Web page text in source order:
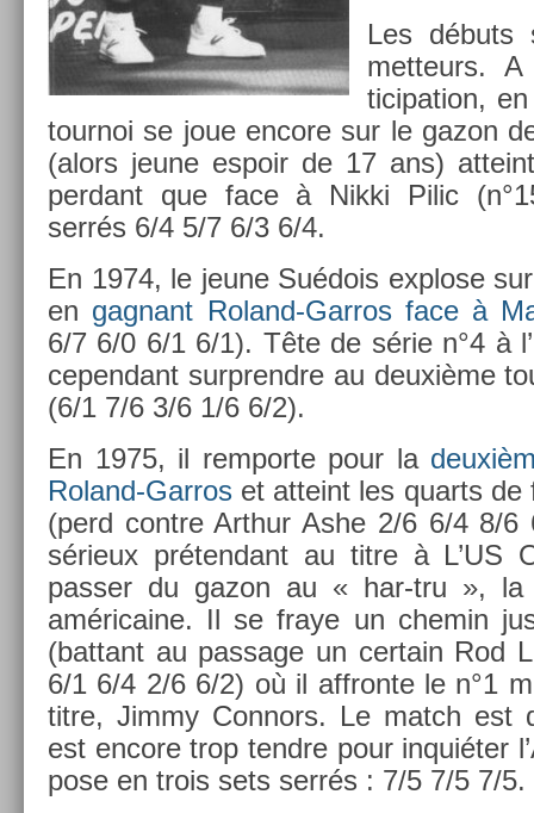
Les débuts
met­teurs.
ticipa­tion,
tour­noi se joue en­core sur le gazon
(alors jeune es­poir de 17 ans)
per­dant que face à Nikki Pilic
serrés 6/4 5/7 6/3 6/4.
En 1974, le jeune Suédois ex­plose
en gag­nant Roland-Garros face à
6/7 6/0 6/1 6/1). Tête de série n°4 à
cepen­dant sur­prendre au deuxième
(6/1 7/6 3/6 1/6 6/2).
En 1975, il re­mpor­te pour la
Roland-Garros et at­teint les quarts de
(perd con­tre Arthur Ashe 2/6 6/4 8/
sérieux préten­dant au titre à L’US
pass­er du gazon au « har-tru », la
américaine. Il se fraye un chemin
(bat­tant au pas­sage un cer­tain Rod
6/1 6/4 2/6 6/2) où il affron­te le n°1
titre, Jimmy Con­nors. Le match est
est en­core trop tendre pour inquiéter
pose en trois sets serrés : 7/5 7/5 7/5.